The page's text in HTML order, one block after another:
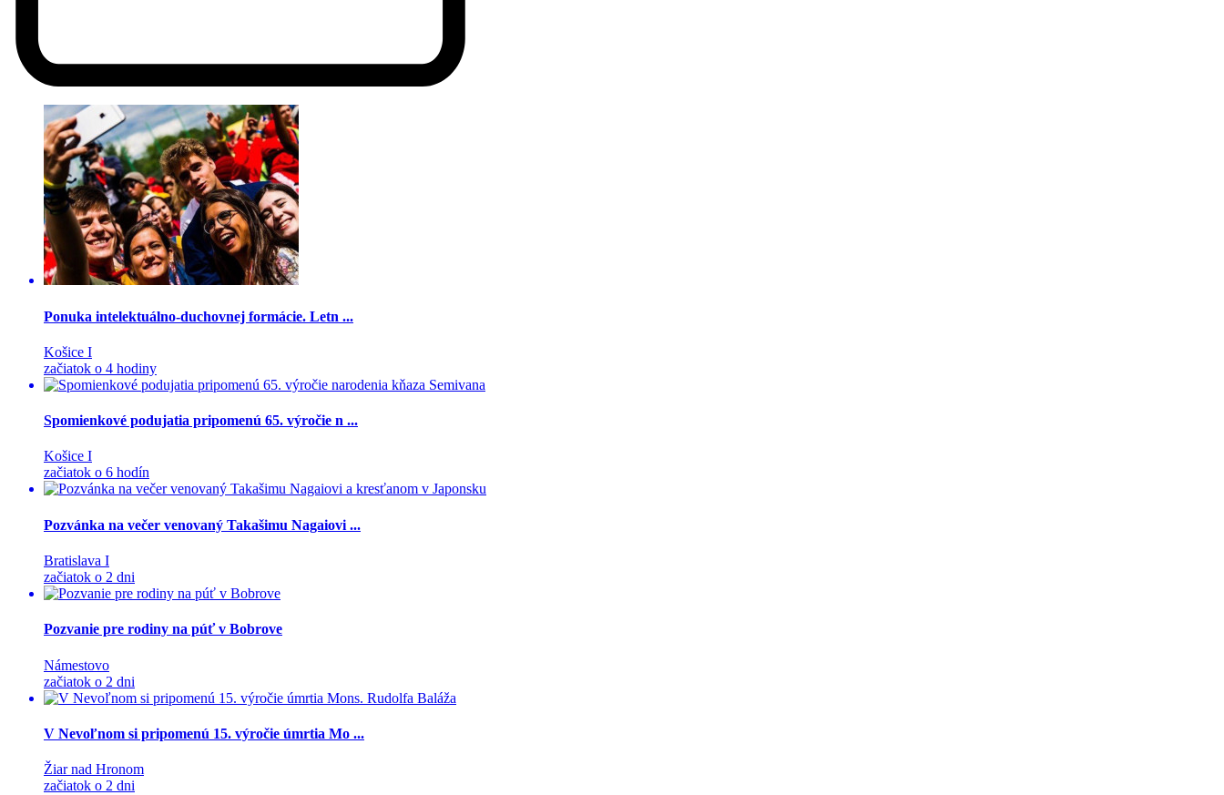
Ponuka intelektuálno-duchovnej formácie. Letn ...
Košice I
začiatok o 4 hodiny
Spomienkové podujatia pripomenú 65. výročie n ...
Košice I
začiatok o 6 hodín
Pozvánka na večer venovaný Takašimu Nagaiovi ...
Bratislava I
začiatok o 2 dni
Pozvanie pre rodiny na púť v Bobrove
Námestovo
začiatok o 2 dni
V Nevoľnom si pripomenú 15. výročie úmrtia Mo ...
Žiar nad Hronom
začiatok o 2 dni